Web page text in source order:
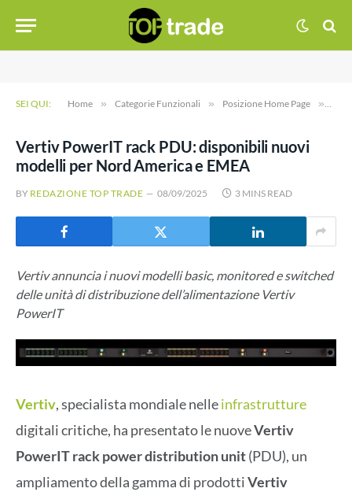
SEI QUI: Home » Categorie Funzionali » Posizione Home Page »
Vertiv PowerIT rack PDU: disponibili nuovi
modelli per Nord America e EMEA
BY REDAZIONE TOP TRADE 08/09/2025 3 MINS READ
Vertiv annuncia i nuovi modelli basic, monitored e switched
delle unità di distribuzione dell’alimentazione Vertiv
PowerIT
Vertiv, specialista mondiale nelleinfrastrutture
digitali critiche, ha presentato le nuoveVertiv
PowerIT rack power distribution unit(PDU), un
ampliamento della gamma di prodottiVertiv